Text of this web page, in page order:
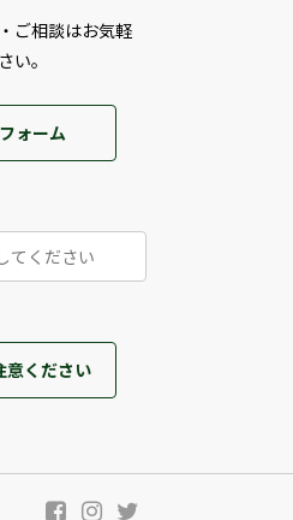
ご相談はお気軽
い。
ォーム
意ください